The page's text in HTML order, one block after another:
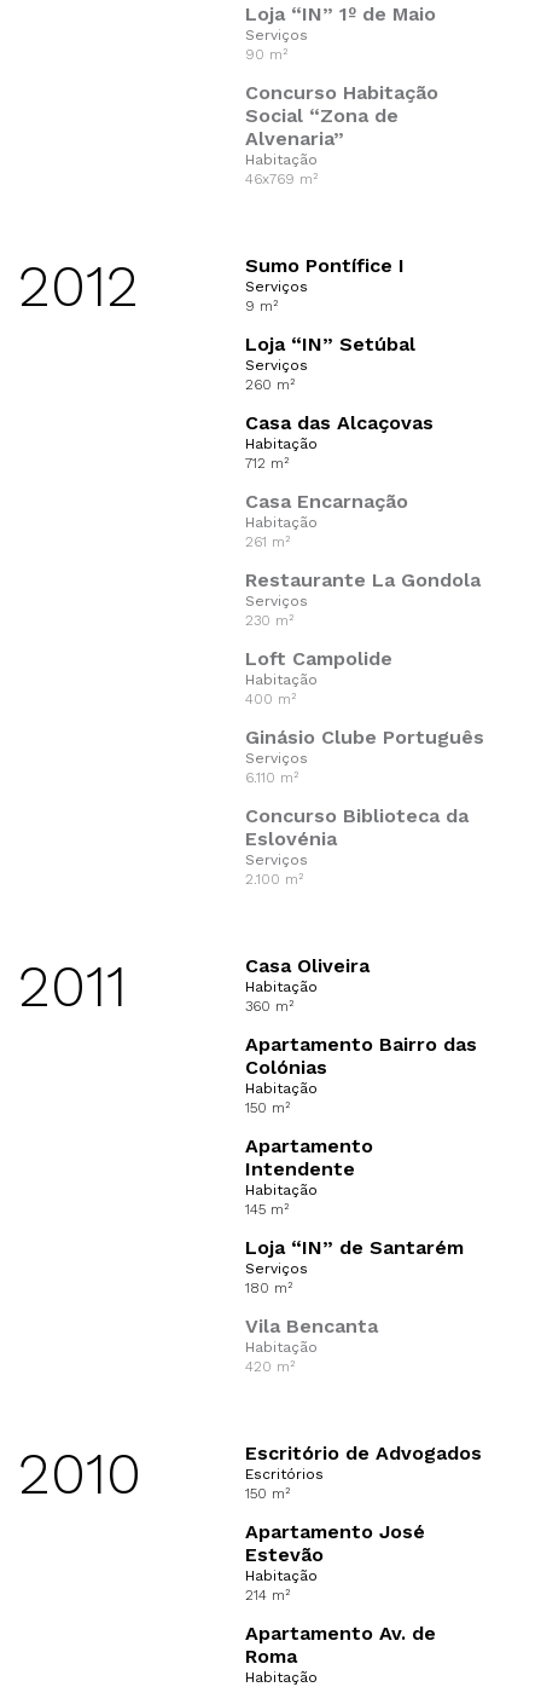
Loja “IN” 1º de Maio
Serviços
90 m²
Concurso Habitação
Social “Zona de
Alvenaria”
Habitação
46x769 m²
Casa das Alcaçovas
Habitação
712 m²
Loja “IN” Setúbal
Serviços
260 m²
Sumo Pontífice I
Serviços
9 m²
2012
Casa Encarnação
Habitação
261 m²
Restaurante La Gondola
Serviços
230 m²
Loft Campolide
Habitação
400 m²
Ginásio Clube Português
Serviços
6.110 m²
Concurso Biblioteca da
Eslovénia
Serviços
2.100 m²
Loja “IN” de Santarém
Serviços
180 m²
Apartamento
Intendente
Habitação
145 m²
Apartamento Bairro das
Colónias
Habitação
150 m²
Casa Oliveira
Habitação
360 m²
2011
Vila Bencanta
Habitação
420 m²
Apartamento Av. de
Roma
Habitação
Apartamento José
Estevão
Habitação
214 m²
Escritório de Advogados
Escritórios
150 m²
2010